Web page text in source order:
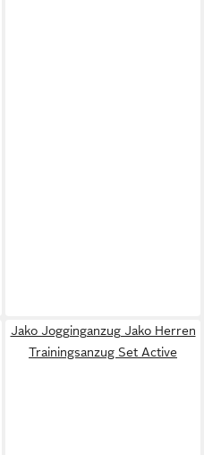
Jako Jogginganzug Jako Herren
Trainingsanzug Set Active